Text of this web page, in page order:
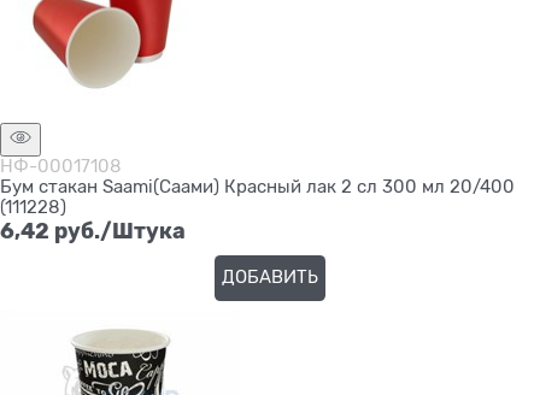
НФ-00017108
Бум стакан Saami(Саами) Красный лак 2 сл 300 мл 20/400
(111228)
6,42 руб./Штука
ДОБАВИТЬ